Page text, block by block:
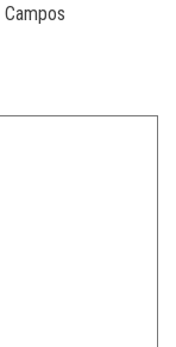
Campos